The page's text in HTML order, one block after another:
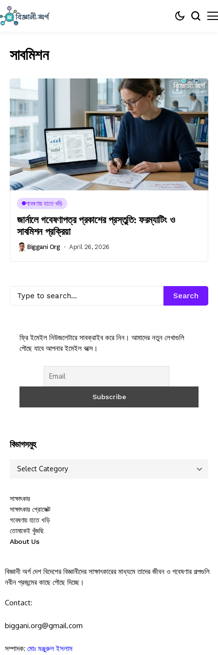
সাবমিশন
গবেষণায় হাতে খড়ি
জার্নালে গবেষণাপত্র প্রকাশের প্রস্তুতি: ফরম্যাটিং ও
সাবমিশন প্রক্রিয়া
Biggani Org April 26, 2026
Search
ফ্রি ইমেইল নিউজলেটারে সাবক্রাইব করে নিন। আমাদের নতুন লেখাগুলি
পৌছে যাবে আপনার ইমেইল বক্সে।
বিভাগসমুহ
সাক্ষাৎকার
সাক্ষাৎকার প্রোজেক্ট
গবেষণায় হাতে খড়ি
তোমাকেই খুঁজছি
About Us
বিজ্ঞানী অর্গ দেশ বিদেশের বিজ্ঞানীদের সাক্ষাৎকারের মাধ্যমে তাদের জীবন ও গবেষণার গল্পগুলি
নবীন প্রজন্মের কাছে পৌছে দিচ্ছে।
Contact:
biggani.org@gmail.com
সম্পাদক: মোঃ মঞ্জুরুল ইসলাম